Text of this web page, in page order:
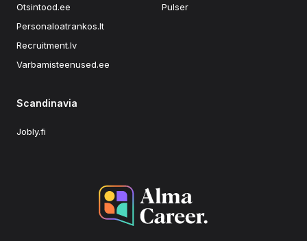
Otsintood.ee
Personaloatrankos.lt
Recruitment.lv
Varbamisteenused.ee
Pulser
Scandinavia
Jobly.fi